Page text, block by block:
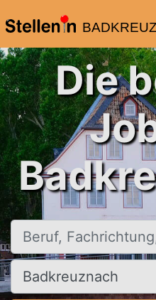
Die
Beruf, Fachrichtung, Firma
Ort, Stadt